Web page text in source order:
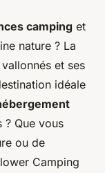
camping et
nature ? La
et ses
idéale
? Que vous
ou de
Camping